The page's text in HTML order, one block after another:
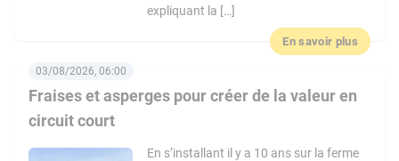
expliquant la […]
En savoir plus
Fraises et asperges pour créer de la valeur en
circuit court
03/08/2026, 06:00
En s’installant il y a 10 ans sur la ferme